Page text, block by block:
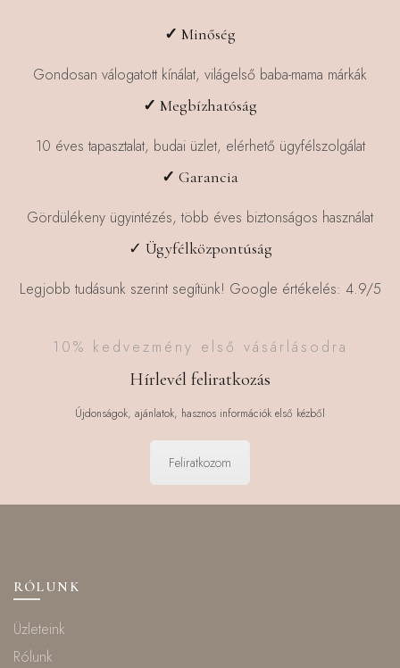
változatok
termékoldalon
választhatók
termékoldalon
✓ Minőség
Gondosan válogatott kínálat, világelső baba-mama márkák
✓ Megbízhatóság
10 éves tapasztalat, budai üzlet, elérhető ügyfélszolgálat
✓ Garancia
Gördülékeny ügyintézés, több éves biztonságos használat
✓ Ügyfélközpontúság
Legjobb tudásunk szerint segítünk! Google értékelés: 4.9/5
10% kedvezmény első vásárlásodra
Hírlevél feliratkozás
Újdonságok, ajánlatok, hasznos információk első kézből
Feliratkozom
RÓLUNK
Üzleteink
Rólunk